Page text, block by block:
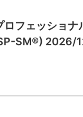
ロフェッショ
SM®) 2026/